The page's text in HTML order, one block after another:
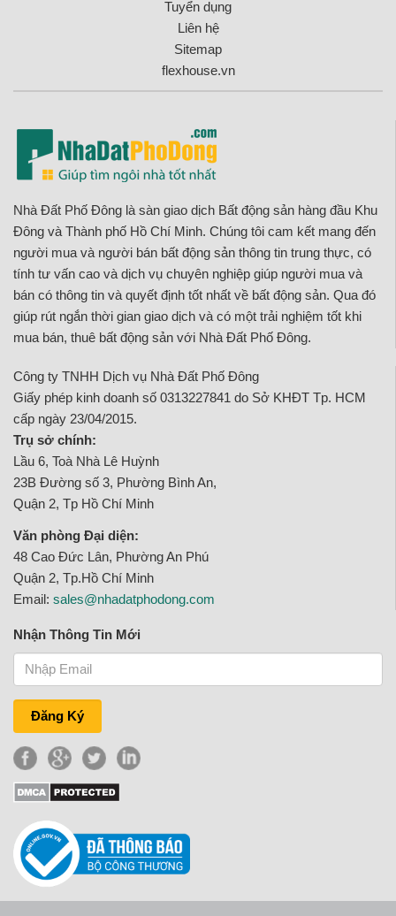
Tuyển dụng
Liên hệ
Sitemap
flexhouse.vn
Nhà Đất Phố Đông là sàn giao dịch Bất động sản hàng đầu Khu
Đông và Thành phố Hồ Chí Minh. Chúng tôi cam kết mang đến
người mua và người bán bất động sản thông tin trung thực, có
tính tư vấn cao và dịch vụ chuyên nghiệp giúp người mua và
bán có thông tin và quyết định tốt nhất về bất động sản. Qua đó
giúp rút ngắn thời gian giao dịch và có một trải nghiệm tốt khi
mua bán, thuê bất động sản với Nhà Đất Phố Đông.
Công ty TNHH Dịch vụ Nhà Đất Phố Đông
Giấy phép kinh doanh số 0313227841 do Sở KHĐT Tp. HCM
cấp ngày 23/04/2015.
Trụ sở chính:
Lầu 6, Toà Nhà Lê Huỳnh
23B Đường số 3, Phường Bình An,
Quận 2, Tp Hồ Chí Minh
Văn phòng Đại diện:
48 Cao Đức Lân, Phường An Phú
Quận 2, Tp.Hồ Chí Minh
Email: sales@nhadatphodong.com
Nhận Thông Tin Mới
Đăng Ký